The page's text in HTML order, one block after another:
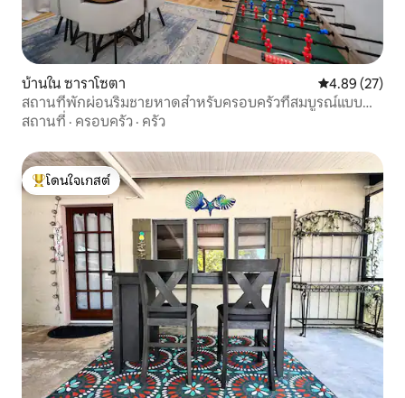
บ้านใน ซาราโซตา คะแนนเฉลี่ย
4.89 (27)
สถานที่พักผ่อนริมชายหาดสำหรับครอบครัวที่สมบูรณ์แบบ
ใกล้ซีเอสต้าคี
สถานที่ · ครอบครัว · ครัว
โดนใจเกสต์ที่สุด
โดนใจเกสต์